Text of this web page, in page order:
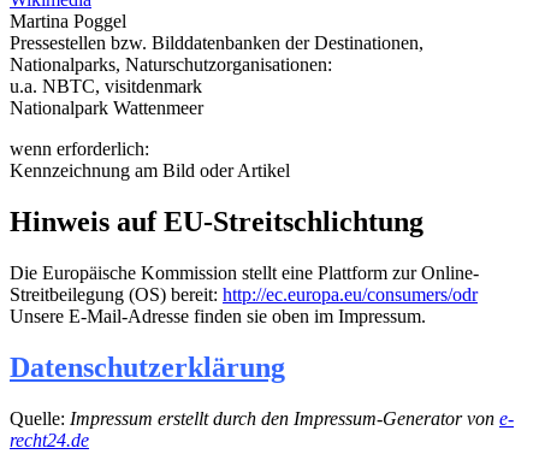
Martina Poggel
Pressestellen bzw. Bilddatenbanken der Destinationen,
Nationalparks, Naturschutzorganisationen:
u.a. NBTC, visitdenmark
Nationalpark Wattenmeer
wenn erforderlich:
Kennzeichnung am Bild oder Artikel
Hinweis auf EU-Streitschlichtung
Die Europäische Kommission stellt eine Plattform zur Online-
Streitbeilegung (OS) bereit: http://ec.europa.eu/consumers/odr
Unsere E-Mail-Adresse finden sie oben im Impressum.
Datenschutzerklärung
Quelle: Impressum erstellt durch den Impressum-Generator von e-
recht24.de